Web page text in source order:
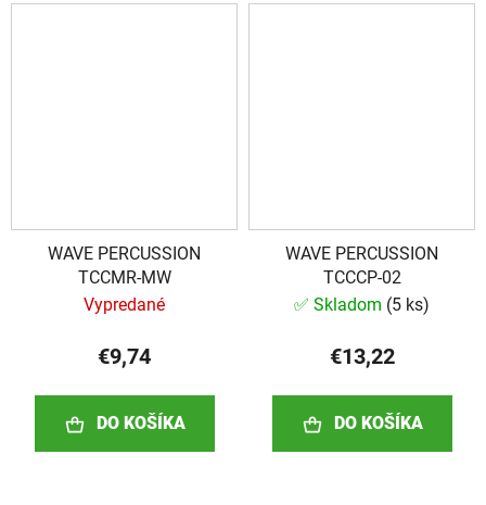
WAVE PERCUSSION
TCCMR-MW
Vypredané
€9,74
DO KOŠÍKA
WAVE PERCUSSION
TCCCP-02
✅ Skladom (5 ks)
€13,22
DO KOŠÍKA